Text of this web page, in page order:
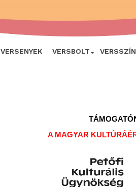
VERSENYEK VERSBOLT
A MAGYAR